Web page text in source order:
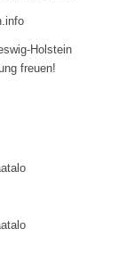
Holstein
freuen!